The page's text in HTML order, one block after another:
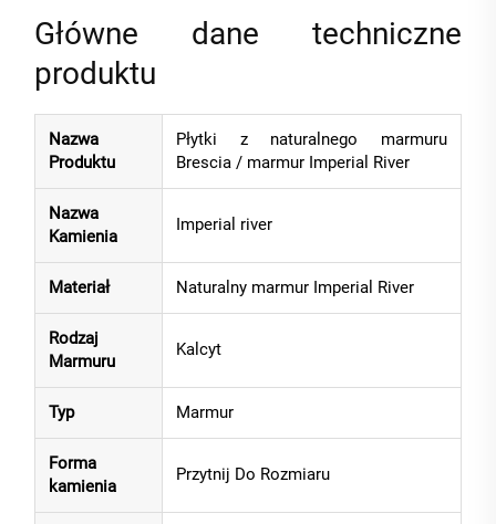
Główne dane techniczne
produktu
Nazwa
Produktu
Płytki z naturalnego marmuru
Brescia / marmur Imperial River
Nazwa
Kamienia
Imperial river
Materiał Naturalny marmur Imperial River
Rodzaj
Marmuru
Kalcyt
Typ Marmur
Forma
kamienia
Przytnij Do Rozmiaru